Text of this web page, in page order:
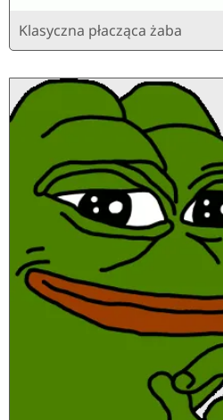
Klasyczna płacząca żaba